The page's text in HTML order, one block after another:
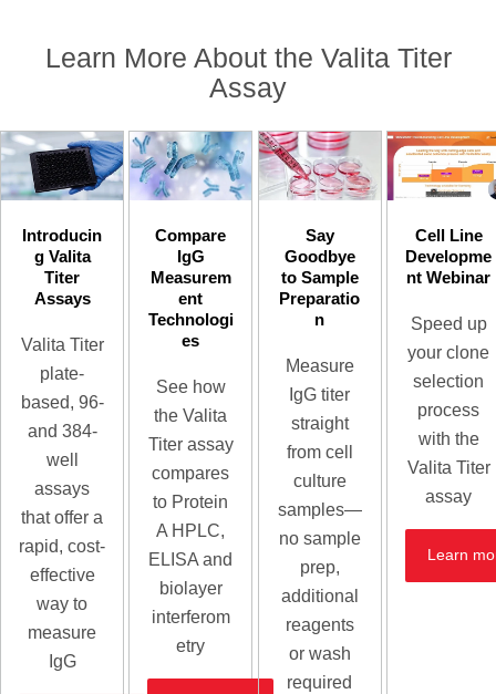
Learn More About the Valita Titer
Assay
Introducin
g Valita
Titer
Assays
Valita Titer
plate-
based, 96-
and 384-
well
assays
that offer a
rapid, cost-
effective
way to
measure
IgG
Compare
IgG
Measurem
ent
Technologi
es
See how
the Valita
Titer assay
compares
to Protein
A HPLC,
ELISA and
biolayer
interferom
etry
Say
Goodbye
to Sample
Preparatio
n
Measure
IgG titer
straight
from cell
culture
samples—
no sample
prep,
additional
reagents
or wash
required
Cell Line
Developme
nt Webinar
Speed up
your clone
selection
process
with the
Valita Titer
assay
Learn